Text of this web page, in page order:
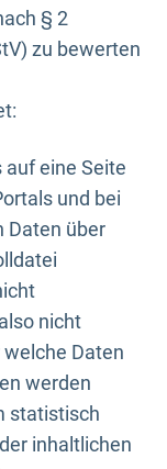
§ 2
zu bewerten
eine Seite
und bei
Daten über
nicht
Daten
werden
statistisch
inhaltlichen